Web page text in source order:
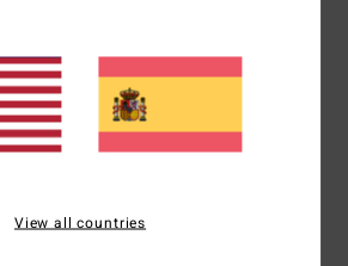
40% Poliéster.
View all countries